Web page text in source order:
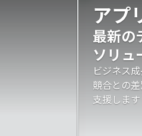
アプ
最新の
ソリュ
ビジネス
競合との
支援します